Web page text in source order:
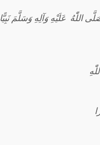
اللّٰهُ عَلَيْهِ وَآلِهِ وَسَلَّمَ نَبِيًّا